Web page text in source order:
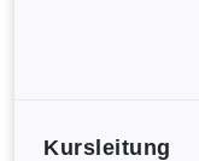
Kursleitung